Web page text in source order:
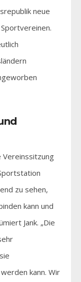
neue
Vereinssitzung
zu sehen,
kann und
Jank. „Die
kann. Wir